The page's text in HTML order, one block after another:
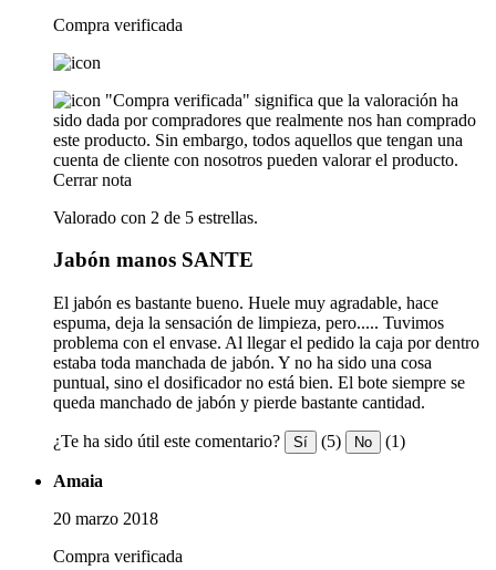
Compra verificada
"Compra verificada" significa que la valoración ha
sido dada por compradores que realmente nos han comprado
este producto. Sin embargo, todos aquellos que tengan una
cuenta de cliente con nosotros pueden valorar el producto.
Cerrar nota
Valorado con 2 de 5 estrellas.
Jabón manos SANTE
El jabón es bastante bueno. Huele muy agradable, hace
espuma, deja la sensación de limpieza, pero..... Tuvimos
problema con el envase. Al llegar el pedido la caja por dentro
estaba toda manchada de jabón. Y no ha sido una cosa
puntual, sino el dosificador no está bien. El bote siempre se
queda manchado de jabón y pierde bastante cantidad.
¿Te ha sido útil este comentario? Sí (5) No (1)
Amaia
20 marzo 2018
Compra verificada